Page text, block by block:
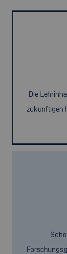
Die
zukünftigen